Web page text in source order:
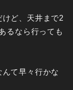
ど、天井まで2
るなら行っても
て早々行かな